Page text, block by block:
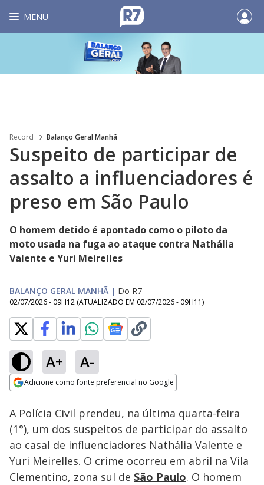
MENU
Record Balanço Geral Manhã
Suspeito de participar de
assalto a influenciadores é
preso em São Paulo
O homem detido é apontado como o piloto da
moto usada na fuga ao ataque contra Nathália
Valente e Yuri Meirelles
BALANÇO GERAL MANHÃ | Do R7
02/07/2026 - 09H12 (ATUALIZADO EM 02/07/2026 - 09H11)
A+ A-
Adicione como fonte preferencial no Google
Ativar
Loaded
19.00%
A Polícia Civil prendeu, na última quarta-feira
(1°), um dos suspeitos de participar do assalto
ao casal de influenciadores Nathália Valente e
Yuri Meirelles. O crime ocorreu em abril na Vila
Clementino, zona sul de São Paulo. O homem